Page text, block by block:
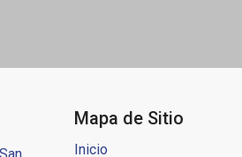
Mapa de Sitio
Inicio